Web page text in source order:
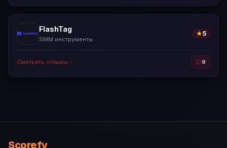
FlashTag
SMM инструменты
★5
Смотреть отзывы 9
Scorefy